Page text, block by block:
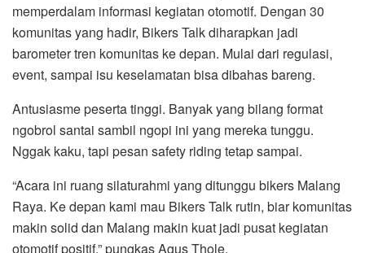
memperdalam informasi kegiatan otomotif. Dengan 30
komunitas yang hadir, Bikers Talk diharapkan jadi
barometer tren komunitas ke depan. Mulai dari regulasi,
event, sampai isu keselamatan bisa dibahas bareng.
Antusiasme peserta tinggi. Banyak yang bilang format
ngobrol santai sambil ngopi ini yang mereka tunggu.
Nggak kaku, tapi pesan safety riding tetap sampai.
“Acara ini ruang silaturahmi yang ditunggu bikers Malang
Raya. Ke depan kami mau Bikers Talk rutin, biar komunitas
makin solid dan Malang makin kuat jadi pusat kegiatan
otomotif positif,” pungkas Agus Thole.